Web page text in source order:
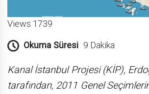
Views 1739
Okuma Süresi 9 Dakika
Kanal İstanbul Projesi (KİP),
tarafından, 2011 Genel